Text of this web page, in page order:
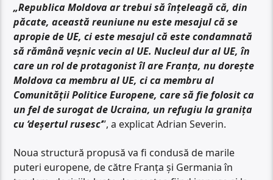
„Republica Moldova ar trebui să înțeleagă că, din
păcate, această reuniune nu este mesajul că se
apropie de UE, ci este mesajul că este condamnată
să rămână veșnic vecin al UE. Nucleul dur al UE, în
care un rol de protagonist îl are Franța, nu dorește
Moldova ca membru al UE, ci ca membru al
Comunității Politice Europene, care să fie folosit ca
un fel de surogat de Ucraina, un refugiu la granița
cu ‘deșertul rusesc’”, a explicat Adrian Severin.
Noua structură propusă va fi condusă de marile
puteri europene, de către Franța și Germania în